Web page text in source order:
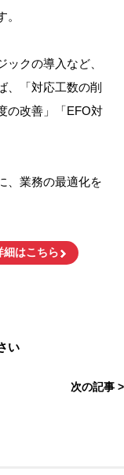
クの導入など、
、「対応工数の削
の改善」「EFO対
、業務の最適化を
細はこちら
い
次の記事 >